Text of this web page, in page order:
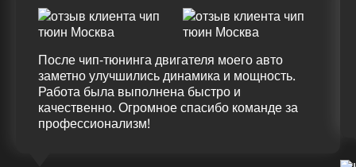
После чип-тюнинга двигателя моего авто
заметно улучшились динамика и мощность.
Работа была выполнена быстро и
качественно. Огромное спасибо команде за
профессионализм!